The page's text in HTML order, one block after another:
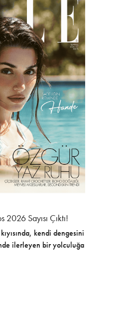
2026 Sayısı Çıktı!
kendi dengesini
ilerleyen bir yolculuğa